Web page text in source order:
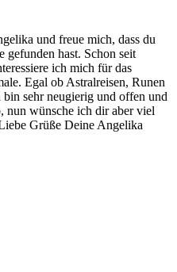
und freue mich, dass du
gefunden hast. Schon seit
ich mich für das
Egal ob Astralreisen, Runen
sehr neugierig und offen und
nun wünsche ich dir aber viel
Grüße Deine Angelika